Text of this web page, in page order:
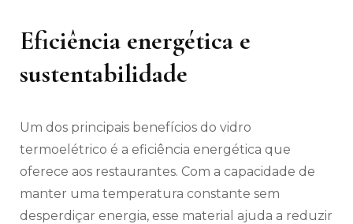
Eficiência energética e
sustentabilidade
Um dos principais benefícios do vidro
termoelétrico é a eficiência energética que
oferece aos restaurantes. Com a capacidade de
manter uma temperatura constante sem
desperdiçar energia, esse material ajuda a reduzir